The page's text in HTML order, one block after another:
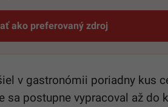
ako preferovaný zdroj
Startitup, odkaz sa otvorí v
v gastronómii poriadny kus
sa postupne vypracoval až do